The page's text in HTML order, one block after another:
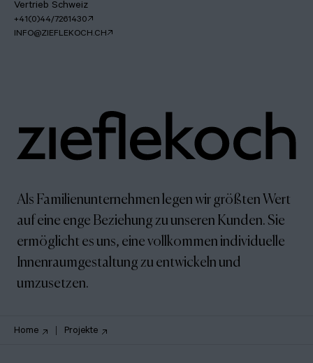
Vertrieb Schweiz
+41(0)44/7261430
INFO@ZIEFLEKOCH.CH
Als Familienunternehmen legen wir größten Wert
auf eine enge Beziehung zu unseren Kunden. Sie
ermöglicht es uns, eine vollkommen individuelle
Innenraumgestaltung zu entwickeln und
umzusetzen.
Home Projekte